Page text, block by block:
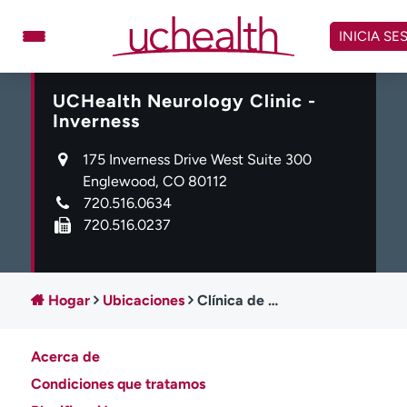
contenido
Médicos
Especialidades
Ubicaciones
Atención de urgencia
Dar
Carreras
Acerca de UCHealth
INICIA
UCHealth Neurology Clinic -
Inverness
175 Inverness Drive West Suite 300
Englewood, CO 80112
720.516.0634
720.516.0237
Hogar Ubicaciones Clínica de Neurología UCHealth - Inverness
Acerca de
Condiciones que tratamos